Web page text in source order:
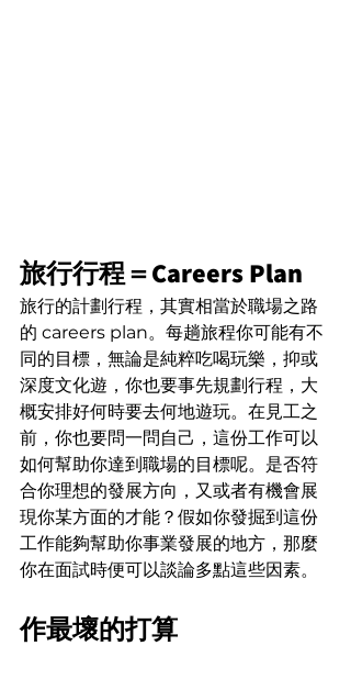
旅行行程＝Careers Plan
旅行的計劃行程，其實相當於職場之路
的 careers plan。每趟旅程你可能有不
同的目標，無論是純粹吃喝玩樂，抑或
深度文化遊，你也要事先規劃行程，大
概安排好何時要去何地遊玩。在見工之
前，你也要問一問自己，這份工作可以
如何幫助你達到職場的目標呢。是否符
合你理想的發展方向，又或者有機會展
現你某方面的才能？假如你發掘到這份
工作能夠幫助你事業發展的地方，那麼
你在面試時便可以談論多點這些因素。
作最壞的打算